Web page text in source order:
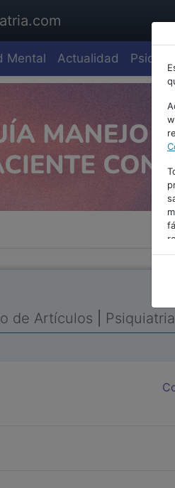
Mental Actualidad
de Artículos